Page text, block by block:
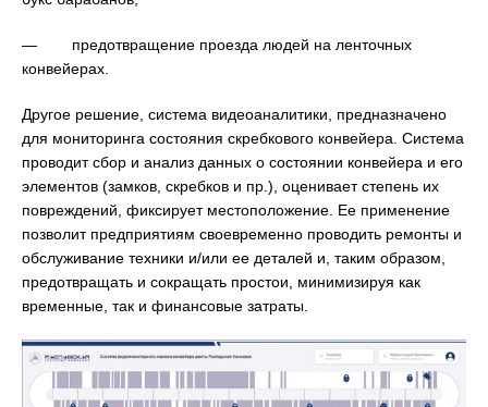
— предотвращение проезда людей на ленточных
конвейерах.
Другое решение, система видеоаналитики, предназначено
для мониторинга состояния скребкового конвейера. Система
проводит сбор и анализ данных о состоянии конвейера и его
элементов (замков, скребков и пр.), оценивает степень их
повреждений, фиксирует местоположение. Ее применение
позволит предприятиям своевременно проводить ремонты и
обслуживание техники и/или ее деталей и, таким образом,
предотвращать и сокращать простои, минимизируя как
временные, так и финансовые затраты.